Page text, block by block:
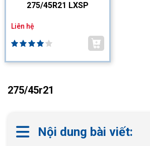
275/45R21 LXSP
Liên hệ
275/45r21
Nội dung bài viết: